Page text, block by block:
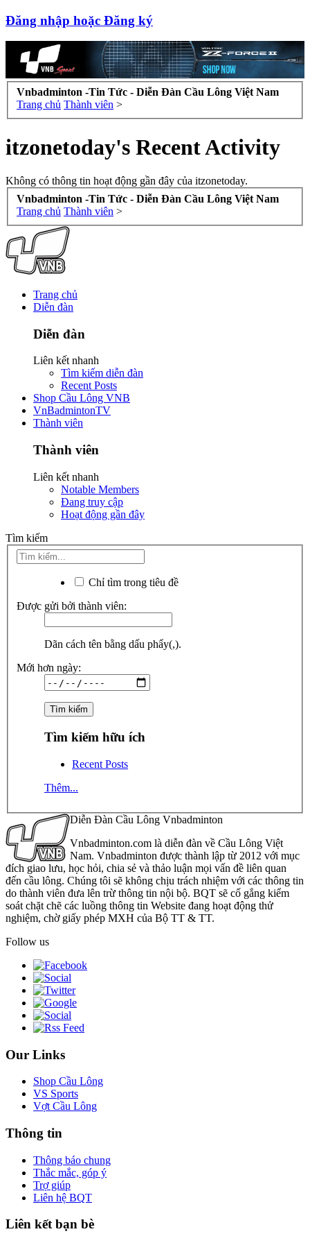
Đăng nhập hoặc Đăng ký
Vnbadminton -Tin Tức - Diễn Đàn Cầu Lông Việt Nam
Trang chủ Thành viên >
itzonetoday's Recent Activity
Không có thông tin hoạt động gần đây của itzonetoday.
Vnbadminton -Tin Tức - Diễn Đàn Cầu Lông Việt Nam
Trang chủ Thành viên >
Trang chủ
Diễn đàn
Diễn đàn
Liên kết nhanh
Tìm kiếm diễn đàn
Recent Posts
Shop Cầu Lông VNB
VnBadmintonTV
Thành viên
Thành viên
Liên kết nhanh
Notable Members
Đang truy cập
Hoạt động gần đây
Tìm kiếm
Chỉ tìm trong tiêu đề
Được gửi bởi thành viên:
Dãn cách tên bằng dấu phẩy(,).
Mới hơn ngày:
Tìm kiếm hữu ích
Recent Posts
Thêm...
Diễn Đàn Cầu Lông Vnbadminton
Vnbadminton.com là diễn đàn về Cầu Lông Việt
Nam. Vnbadminton được thành lập từ 2012 với mục
đích giao lưu, học hỏi, chia sẻ và thảo luận mọi vấn đề liên quan
đến cầu lông. Chúng tôi sẽ không chịu trách nhiệm với các thông tin
do thành viên đưa lên trừ thông tin nội bộ. BQT sẽ cố gắng kiểm
soát chặt chẽ các luồng thông tin Website đang hoạt động thử
nghiệm, chờ giấy phép MXH của Bộ TT & TT.
Follow us
Our Links
Shop Cầu Lông
VS Sports
Vợt Cầu Lông
Thông tin
Thông báo chung
Thắc mắc, góp ý
Trợ giúp
Liên hệ BQT
Liên kết bạn bè